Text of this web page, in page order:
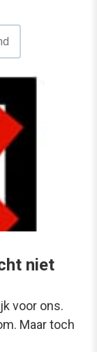
niet
voor ons.
Maar toch